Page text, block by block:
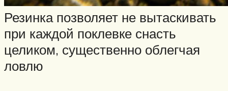
Резинка позволяет не вытаскивать
при каждой поклевке снасть
целиком, существенно облегчая
ловлю